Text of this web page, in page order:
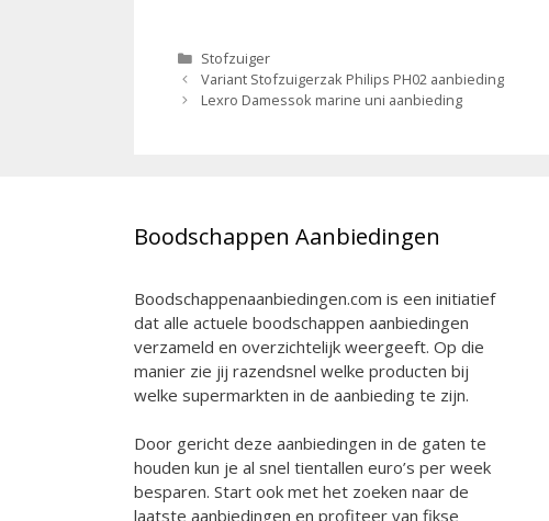
Categorieën
Stofzuiger
Berichtnavigatie
Variant Stofzuigerzak Philips PH02 aanbieding
Lexro Damessok marine uni aanbieding
Boodschappen Aanbiedingen
Boodschappenaanbiedingen.com is een initiatief
dat alle actuele boodschappen aanbiedingen
verzameld en overzichtelijk weergeeft. Op die
manier zie jij razendsnel welke producten bij
welke supermarkten in de aanbieding te zijn.
Door gericht deze aanbiedingen in de gaten te
houden kun je al snel tientallen euro’s per week
besparen. Start ook met het zoeken naar de
laatste aanbiedingen en profiteer van fikse